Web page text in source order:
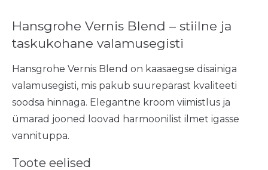
Hansgrohe Vernis Blend – stiilne ja
taskukohane valamusegisti
Hansgrohe Vernis Blend on kaasaegse disainiga
valamusegisti, mis pakub suurepärast kvaliteeti
soodsa hinnaga. Elegantne kroom viimistlus ja
ümarad jooned loovad harmoonilist ilmet igasse
vannituppa.
Toote eelised